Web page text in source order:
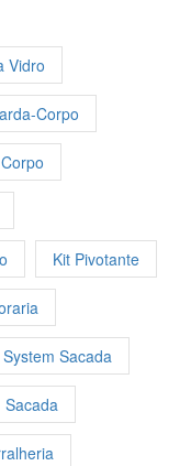
Vidro
Corpo
Kit Pivotante
Sacada
Sacada